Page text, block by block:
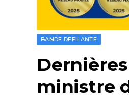
BANDE DEFILANTE
ministre